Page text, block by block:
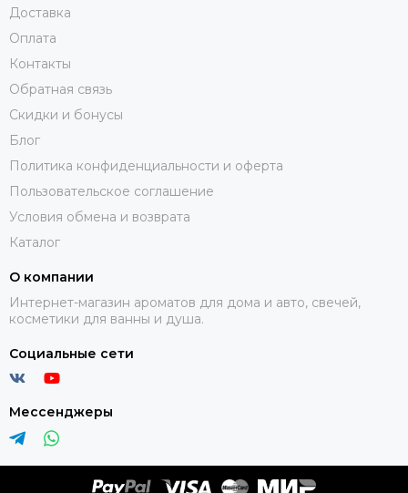
Доставка
Оплата
Контакты
Обратная связь
Скидки и бонусы
Блог
Политика конфиденциальности и оферта
Пользовательское соглашение
Условия обмена и возврата
Каталог
О компании
Интернет-магазин ароматов для дома и авто, свечей,
косметики для ванны и душа.
Социальные сети
Мессенджеры